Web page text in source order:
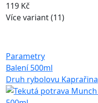
119 Kč
Více variant (11)
Parametry
Balení 500ml
Druh rybolovu Kaprařina